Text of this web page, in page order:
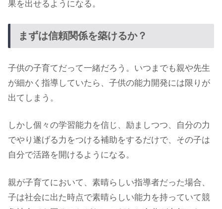
果を出せるようになる。
まずは信頼関係を築けるか？
子供の子育てだって一緒だろう。いつまでも親や先生
が細かく指導していたら、子供の能力開発には限りが
出てしまう。
しかし個々の学習能力を信じ、励ましつつ、自分の力
でやり遂げる力をつける補助をするだけで、その子は
自分で活路を開けるようになる。
親が子育てにおいて、素晴らしい指導者だった場合、
子は社会に出た時点で素晴らしい能力を持っていて競